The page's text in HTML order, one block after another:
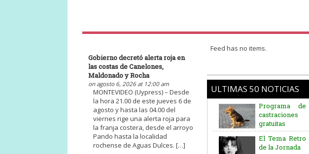
Gobierno decretó alerta roja en
las costas de Canelones,
Maldonado y Rocha
on agosto 6, 2026 at 12:00 am
MONTEVIDEO (Uypress) – Desde
la hora 21.00 de este jueves 6 de
agosto y hasta las 04.00 del
viernes rige una alerta roja para
la franja costera, desde el arroyo
Pando hasta la localidad
rochense de Aguas Dulces. […]
Feed has no items.
ULTIMAS 50 NOTICIAS
El Tema Retro
de la Jornada
Comisión de
Asuntos